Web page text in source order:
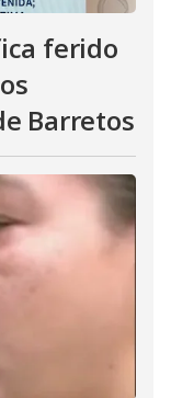
ferido
Barretos